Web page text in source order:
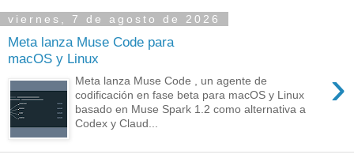
viernes, 7 de agosto de 2026
Meta lanza Muse Code para
macOS y Linux
›
Meta lanza Muse Code , un agente de
codificación en fase beta para macOS y Linux
basado en Muse Spark 1.2 como alternativa a
Codex y Claud...